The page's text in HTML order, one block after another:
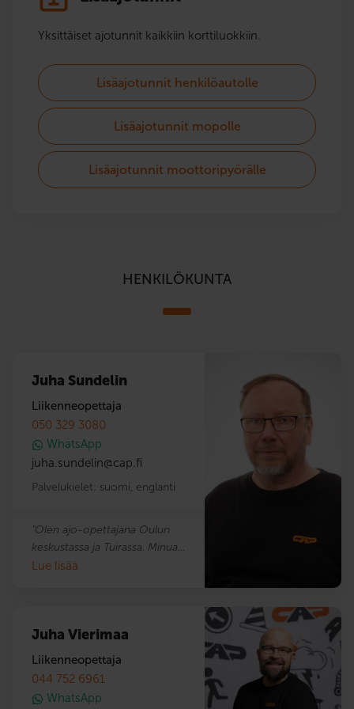
Yksittäiset ajotunnit kaikkiin korttiluokkiin.
Lisäajotunnit henkilöautolle
Lisäajotunnit mopolle
Lisäajotunnit moottoripyörälle
HENKILÖKUNTA
Juha Sundelin
Liikenneopettaja
050 329 3080
WhatsApp
juha.sundelin@cap.fi
Palvelukielet: suomi, englanti
"Olen ajo-opettajana Oulun
keskustassa ja Tuirassa. Minua
motivoi valtavasti taitojen
oppilaani kasvavat vastuullisiksi ja
oppijat ja jokaisen ajotunnin
ainutlaatuinen kehityskaari
takaavat, että jokainen
Lue lisää
Juha Vierimaa
Liikenneopettaja
044 752 6961
WhatsApp